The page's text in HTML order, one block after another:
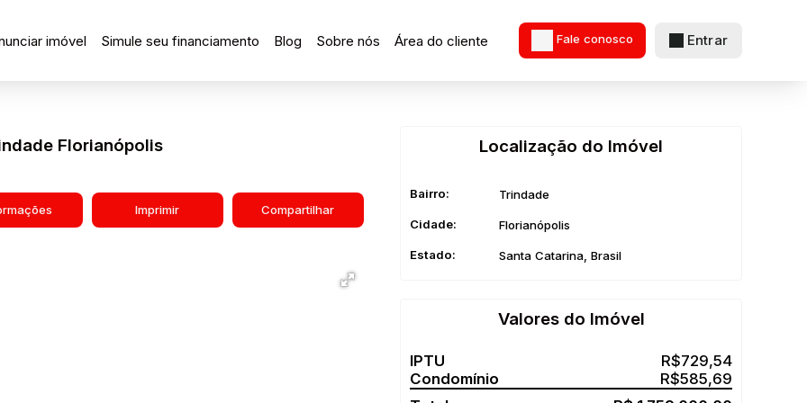
Entrar
Fale conosco
Área do cliente
Sobre nós
Blog
Simule seu financiamento
imóvel
Florianópolis
Imprimir Compartilhar
Localização do Imóvel
Bairro: Trindade
Cidade: Florianópolis
Estado: Santa Catarina, Brasil
Valores do Imóvel
R$729,54
R$585,69